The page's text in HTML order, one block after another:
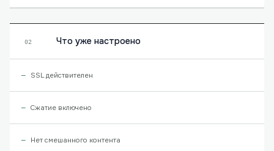
02 Что уже настроено
SSL действителен
Сжатие включено
Нет смешанного контента